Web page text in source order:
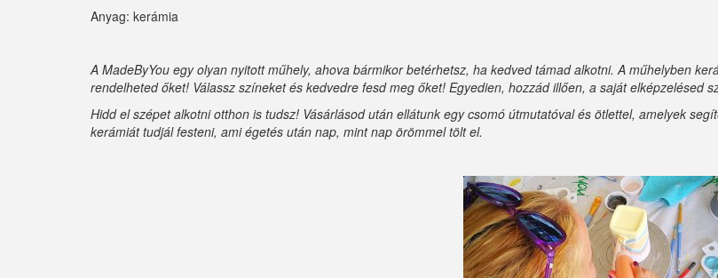
Anyag: kerámia
A MadeByYou egy olyan nyitott műhely, ahova bármikor betérhetsz, ha kedved támad alkotni. A műhelyben
rendelheted őket! Válassz színeket és kedvedre fesd meg őket! Egyedien, hozzád illően, a saját elképzelésed
Hidd el szépet alkotni otthon is tudsz! Vásárlásod után ellátunk egy csomó útmutatóval és ötlettel, amelyek
kerámiát tudjál festeni, ami égetés után nap, mint nap örömmel tölt el.